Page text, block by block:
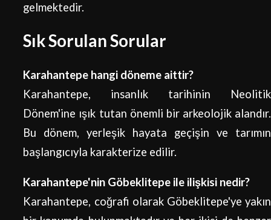
gelmektedir.
Sık Sorulan Sorular
Karahantepe hangi döneme aittir?
Karahantepe, insanlık tarihinin Neolitik
Dönem'ine ışık tutan önemli bir arkeolojik alandır.
Bu dönem, yerleşik hayata geçişin ve tarımın
başlangıcıyla karakterize edilir.
Karahantepe'nin Göbeklitepe ile ilişkisi nedir?
Karahantepe, coğrafi olarak Göbeklitepe'ye yakın